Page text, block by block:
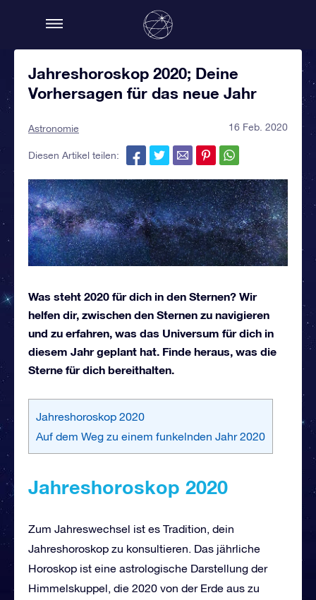
Jahreshoroskop 2020; Deine
Vorhersagen für das neue Jahr
Astronomie 16 Feb. 2020
Diesen Artikel teilen:
Was steht 2020 für dich in den Sternen? Wir
helfen dir, zwischen den Sternen zu navigieren
und zu erfahren, was das Universum für dich in
diesem Jahr geplant hat. Finde heraus, was die
Sterne für dich bereithalten.
Jahreshoroskop 2020
Auf dem Weg zu einem funkelnden Jahr 2020
Jahreshoroskop 2020
Zum Jahreswechsel ist es Tradition, dein
Jahreshoroskop zu konsultieren. Das jährliche
Horoskop ist eine astrologische Darstellung der
Himmelskuppel, die 2020 von der Erde aus zu